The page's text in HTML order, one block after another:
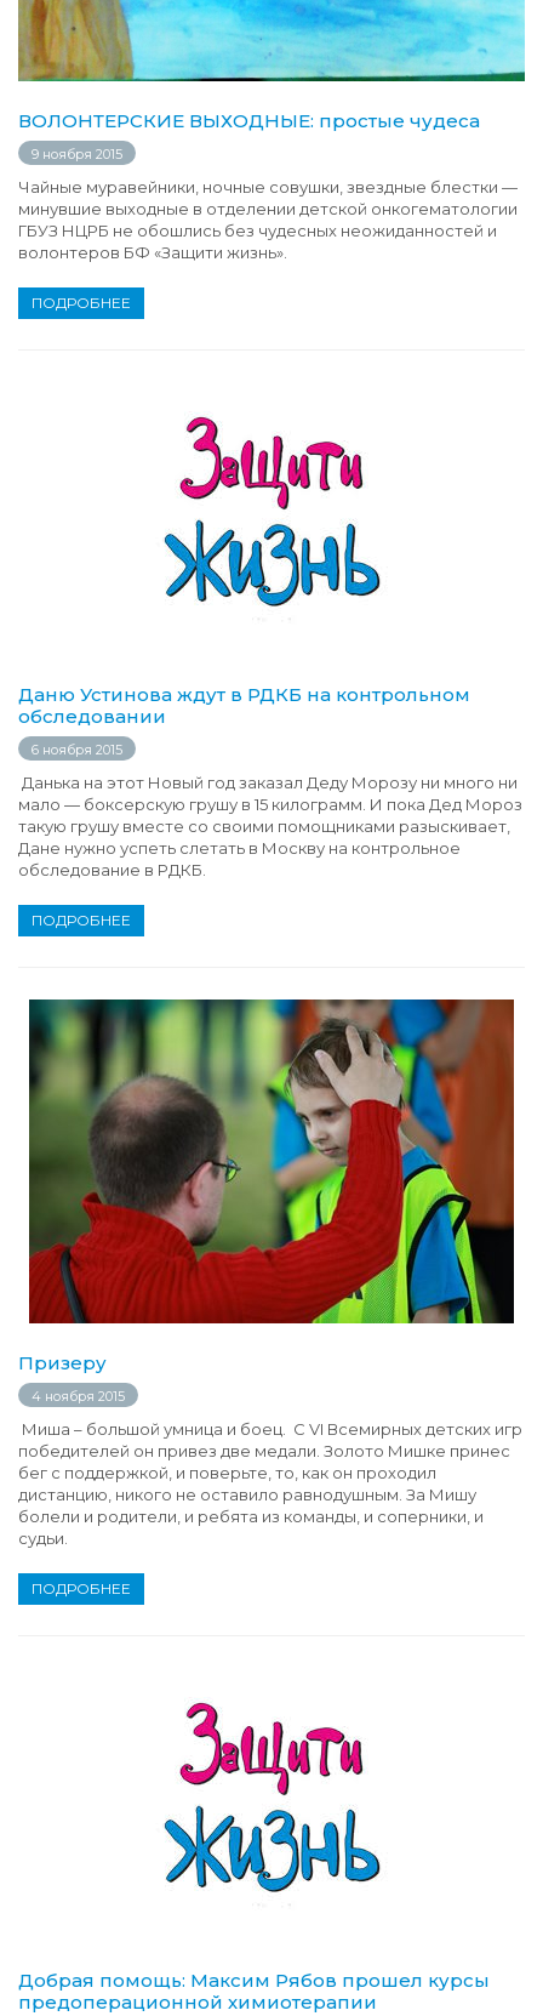
ВОЛОНТЕРСКИЕ ВЫХОДНЫЕ: простые чудеса
9 ноября 2015
Чайные муравейники, ночные совушки, звездные блестки —
минувшие выходные в отделении детской онкогематологии
ГБУЗ НЦРБ не обошлись без чудесных неожиданностей и
волонтеров БФ «Защити жизнь».
ПОДРОБНЕЕ
Даню Устинова ждут в РДКБ на контрольном
обследовании
6 ноября 2015
Данька на этот Новый год заказал Деду Морозу ни много ни
мало — боксерскую грушу в 15 килограмм. И пока Дед Мороз
такую грушу вместе со своими помощниками разыскивает,
Дане нужно успеть слетать в Москву на контрольное
обследование в РДКБ.
ПОДРОБНЕЕ
Призеру
4 ноября 2015
Миша – большой умница и боец. C VI Всемирных детских игр
победителей он привез две медали. Золото Мишке принес
бег с поддержкой, и поверьте, то, как он проходил
дистанцию, никого не оставило равнодушным. За Мишу
болели и родители, и ребята из команды, и соперники, и
судьи.
ПОДРОБНЕЕ
Добрая помощь: Максим Рябов прошел курсы
предоперационной химиотерапии